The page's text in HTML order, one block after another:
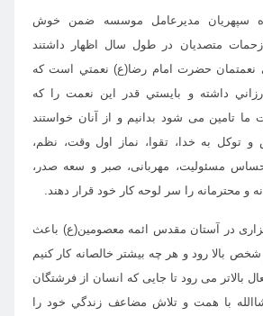
سپهریان مدیرعامل موسسه ضمن خوش
زحمات متصدیان در طول سال
اظهار داشتند
نعمتمان حضرت امام رضا(ع) نعمتي است كه
داشته و بايستي قدر اين نعمت را که
ما تامین می شود بدانيم و از آنان خواستند
و توکل به خدا، تقوا، نماز اول وقت، نظم،
مسئولیت، مهربانی، صبر و سعه صدر،
و محترمانه را سر لوحه كار خود قرار دهند.
در آستان مقدس ائمه معصومین(ع) باعث
بالا رود و هر چه بیشتر خالصانه کار کنیم
بالاتر می رود تا جایی که انسان از فرشتگان
با همت و تلاش مضاعف زندگي خود را